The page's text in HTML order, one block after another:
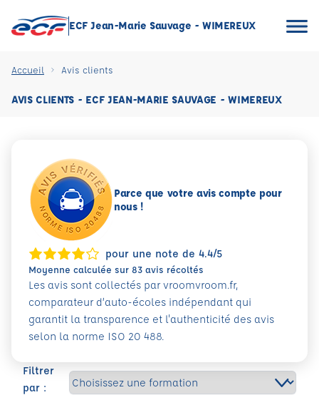
ECF Jean-Marie Sauvage - WIMEREUX
Accueil Avis clients
AVIS CLIENTS - ECF JEAN-MARIE SAUVAGE - WIMEREUX
Filtrer
par :
Parce que votre avis compte pour
nous !
pour une note de 4.4/5
Moyenne calculée sur 83 avis récoltés
Les avis sont collectés par vroomvroom.fr,
comparateur d’auto-écoles indépendant qui
garantit la transparence et l'authenticité des avis
selon la norme ISO 20 488.